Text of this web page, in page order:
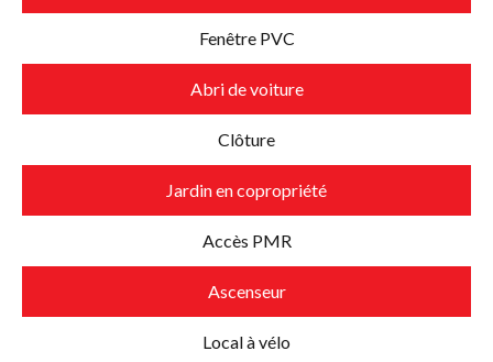
Fenêtre PVC
Abri de voiture
Clôture
Jardin en copropriété
Accès PMR
Ascenseur
Local à vélo